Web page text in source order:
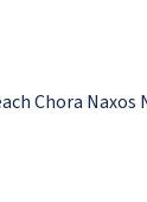
Chora Naxos